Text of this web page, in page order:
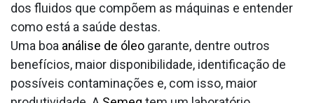
dos fluidos que compõem as máquinas e entender
como está a saúde destas.
Uma boa análise de óleo garante, dentre outros
benefícios, maior disponibilidade, identificação de
possíveis contaminações e, com isso, maior